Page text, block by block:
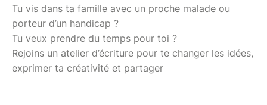
Tu vis dans ta famille avec un proche malade ou
porteur d’un handicap ?
Tu veux prendre du temps pour toi ?
Rejoins un atelier d’écriture pour te changer les idées,
exprimer ta créativité et partager